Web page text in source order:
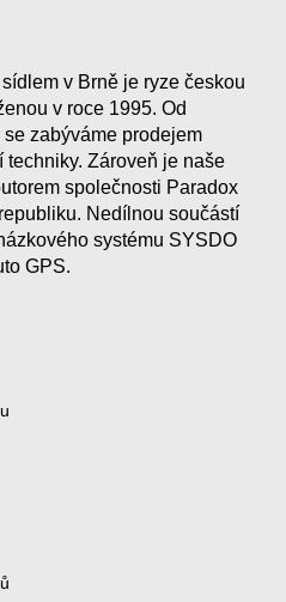
v Brně je ryze českou
v roce 1995. Od
zabýváme prodejem
Zároveň je naše
společnosti Paradox
Nedílnou součástí
systému SYSDO
GPS.